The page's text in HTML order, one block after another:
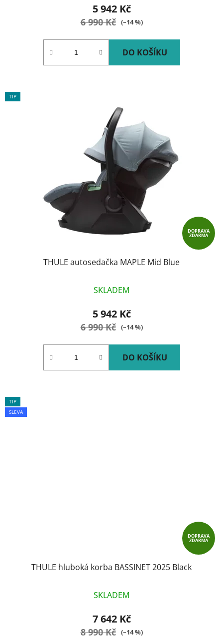
5 942 Kč
6 990 Kč (–14 %)
DO KOŠÍKU
TIP
DOPRAVA
ZDARMA
THULE autosedačka MAPLE Mid Blue
SKLADEM
5 942 Kč
6 990 Kč (–14 %)
DO KOŠÍKU
TIP
SLEVA
DOPRAVA
ZDARMA
THULE hluboká korba BASSINET 2025 Black
SKLADEM
7 642 Kč
8 990 Kč (–14 %)